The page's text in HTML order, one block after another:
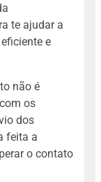
te ajudar a
e
não é
com os
dos
feita a
o contato